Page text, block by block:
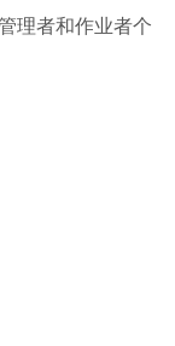
理者和作业者个